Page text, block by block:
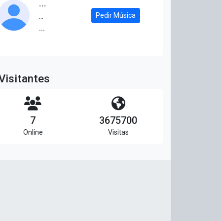
...
...
Pedir Música
7
Online
3675700
Visitas